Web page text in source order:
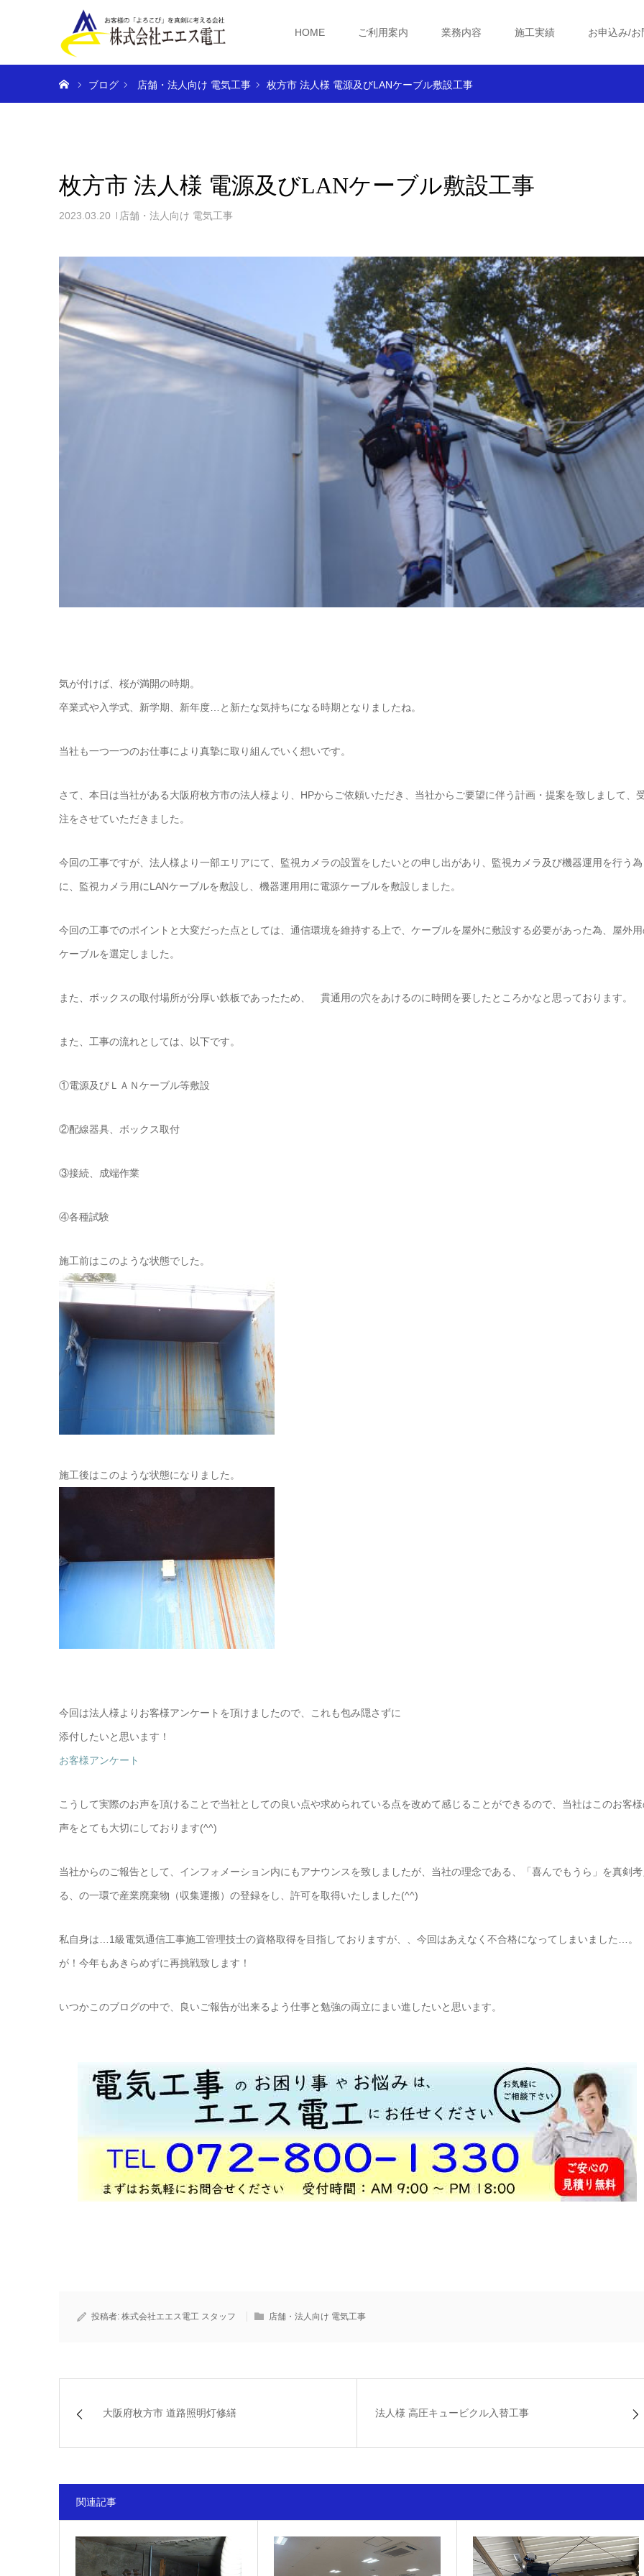
HOME ご利用案内 業務内容 施工実績 お申込み/お
ブログ 店舗・法人向け 電気工事 枚方市 法人様 電源及びLANケーブル敷設工事
枚方市 法人様 電源及びLANケーブル敷設工事
2023.03.20 店舗・法人向け 電気工事
気が付けば、桜が満開の時期。
卒業式や入学式、新学期、新年度…と新たな気持ちになる時期となりましたね。
当社も一つ一つのお仕事により真摯に取り組んでいく想いです。
さて、本日は当社がある大阪府枚方市の法人様より、HPからご依頼いただき、当社からご要望に伴う計画・提案を致しまして、
注をさせていただきました。
今回の工事ですが、法人様より一部エリアにて、監視カメラの設置をしたいとの申し出があり、監視カメラ及び機器運用を行う為
に、監視カメラ用にLANケーブルを敷設し、機器運用用に電源ケーブルを敷設しました。
今回の工事でのポイントと大変だった点としては、通信環境を維持する上で、ケーブルを屋外に敷設する必要があった為、屋外
ケーブルを選定しました。
また、ボックスの取付場所が分厚い鉄板であったため、 貫通用の穴をあけるのに時間を要したところかなと思っております。
また、工事の流れとしては、以下です。
①電源及びＬＡＮケーブル等敷設
②配線器具、ボックス取付
③接続、成端作業
④各種試験
施工前はこのような状態でした。
施工後はこのような状態になりました。
今回は法人様よりお客様アンケートを頂けましたので、これも包み隠さずに
添付したいと思います！
お客様アンケート
こうして実際のお声を頂けることで当社としての良い点や求められている点を改めて感じることができるので、当社はこのお客
声をとても大切にしております(^^)
当社からのご報告として、インフォメーション内にもアナウンスを致しましたが、当社の理念である、「喜んでもうら」を真剣
る、の一環で産業廃棄物（収集運搬）の登録をし、許可を取得いたしました(^^)
私自身は…1級電気通信工事施工管理技士の資格取得を目指しておりますが、、今回はあえなく不合格になってしまいました…。
が！今年もあきらめずに再挑戦致します！
いつかこのブログの中で、良いご報告が出来るよう仕事と勉強の両立にまい進したいと思います。
投稿者: 株式会社エエス電工 スタッフ 店舗・法人向け 電気工事
大阪府枚方市 道路照明灯修繕 法人様 高圧キュービクル入替工事
関連記事